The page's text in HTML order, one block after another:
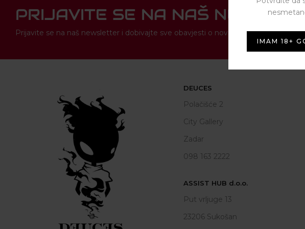
PRIJAVITE SE NA NAŠ
Prijavite se na naš newsletter i dobivajte sve obavjesti o novim ponudama i
DEUCES
Polačišće 2
City Gallery
Zadar
098 163 2222
ASSIST HUB d.o.o.
Put vrljuge 13
23206 Sukošan
IMAM 18+